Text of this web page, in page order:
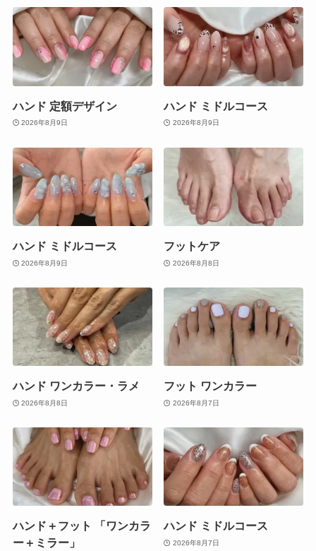
ハンド 定額デザイン
2026年8月9日
ハンド ミドルコース
2026年8月9日
ハンド ミドルコース
2026年8月9日
フットケア
2026年8月8日
ハンド ワンカラー・ラメ
2026年8月8日
フット ワンカラー
2026年8月7日
ハンド＋フット 「ワンカラ
ー＋ミラー」
ハンド ミドルコース
2026年8月7日